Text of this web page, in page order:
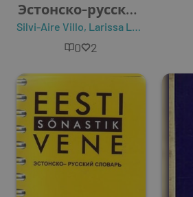
Эстонско-русский
разговорник
Silvi-Aire Villo, Larissa Levina
0 2